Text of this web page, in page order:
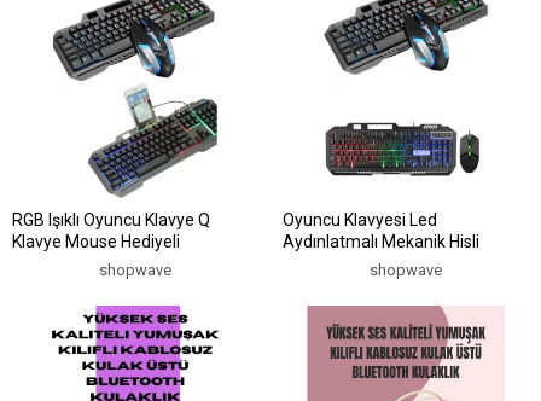
RGB Işıklı Oyuncu Klavye Q
Klavye Mouse Hediyeli
shopwave
Oyuncu Klavyesi Led
Aydınlatmalı Mekanik Hisli
shopwave